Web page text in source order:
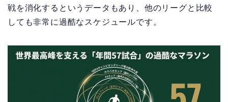
戦を消化するというデータもあり、他のリーグと比較
しても非常に過酷なスケジュールです。